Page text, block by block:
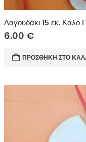
Λαγουδάκι 15 εκ. Καλό
6.00 €
ΠΡΟΣΘΉΚΗ ΣΤΟ